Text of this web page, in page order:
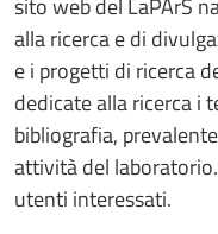
sito web del LaPArS
alla ricerca e di
e i progetti di ricerca
dedicate alla ricerca i
bibliografia,
attività del
utenti interessati.